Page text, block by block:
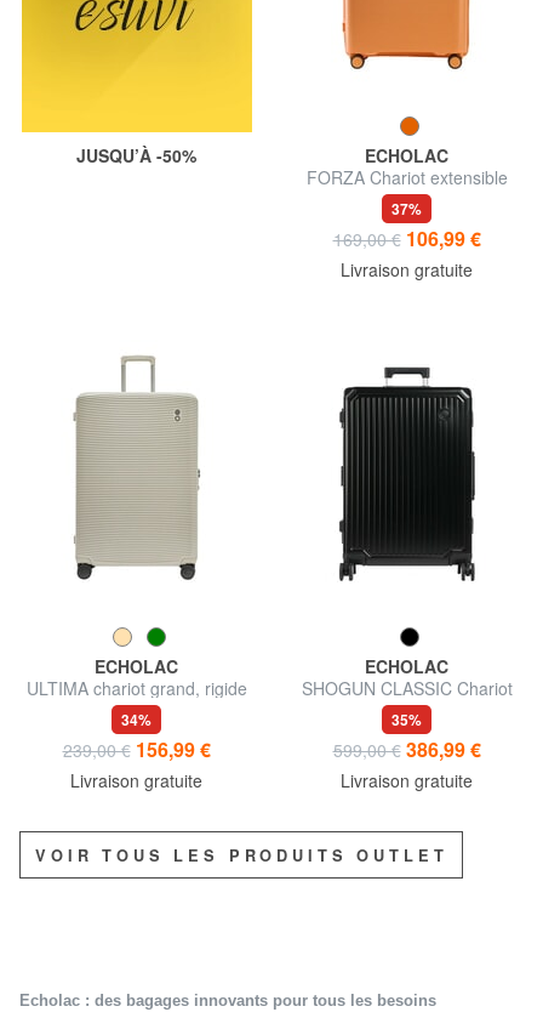
JUSQU’À -50%
ECHOLAC
FORZA Chariot extensible
moyen
37%
169,00 € 106,99 €
Livraison gratuite
ECHOLAC
ULTIMA chariot grand, rigide
et extensible
34%
239,00 € 156,99 €
Livraison gratuite
ECHOLAC
SHOGUN CLASSIC Chariot
moyen
35%
599,00 € 386,99 €
Livraison gratuite
VOIR TOUS LES PRODUITS OUTLET
Echolac : des bagages innovants pour tous les besoins